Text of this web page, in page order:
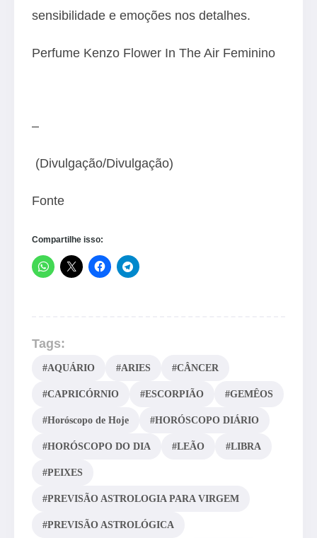
sensibilidade e emoções nos detalhes.
Perfume Kenzo Flower In The Air Feminino
–
(Divulgação/Divulgação)
Fonte
Compartilhe isso:
Tags:
#AQUÁRIO #ARIES #CÂNCER
#CAPRICÓRNIO #ESCORPIÃO #GEMÊOS
#Horóscopo de Hoje #HORÓSCOPO DIÁRIO
#HORÓSCOPO DO DIA #LEÃO #LIBRA
#PEIXES
#PREVISÃO ASTROLOGIA PARA VIRGEM
#PREVISÃO ASTROLÓGICA